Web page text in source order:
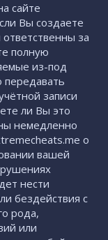
сайте
Вы создаете
за
полную
из-под
записи
ли Вы это
немедленно
о
вашей
нести
бездействия с
рода,
или